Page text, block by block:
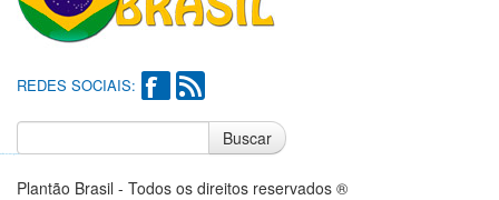
REDES SOCIAIS:
Buscar
Plantão Brasil - Todos os direitos reservados ®